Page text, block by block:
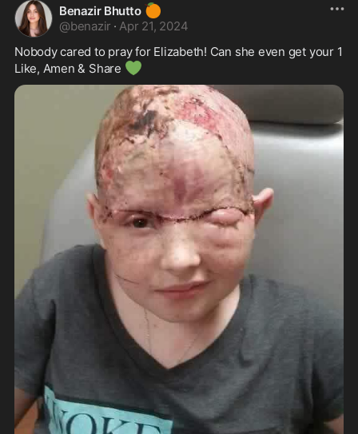
Benazir Bhutto 🍊
@benazir · Apr 21, 2024
Nobody cared to pray for Elizabeth! Can she even get your 1
Like, Amen & Share 💚